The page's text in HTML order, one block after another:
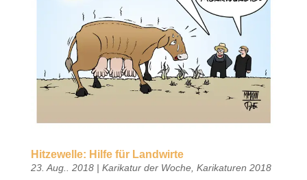
Hitzewelle: Hilfe für Landwirte
23. Aug.. 2018| Karikatur der Woche, Karikaturen 2018